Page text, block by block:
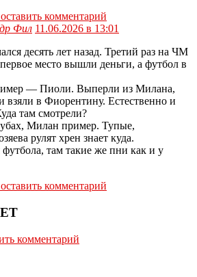
комментарий
Фил 11.06.2026 в 13:01
десять лет назад. Третий раз на ЧМ
место вышли деньги, а футбол в
— Пиоли. Выперли из Милана,
взяли в Фиорентину. Естественно и
там смотрели?
Милан пример. Тупые,
рулят хрен знает куда.
там такие же пни как и у
комментарий
комментарий